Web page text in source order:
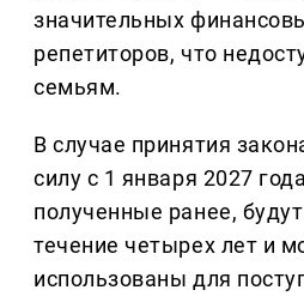
значительных
репетиторов, что
семьям.
В случае принятия
силу с 1 января 2027
полученные ранее,
течение четырех лет и
использованы для